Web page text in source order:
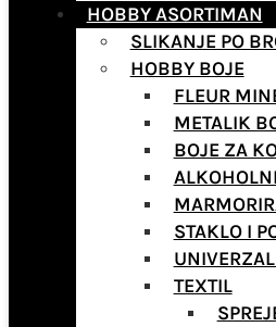
HOBBY ASORTIMAN
SLIKANJE PO
HOBBY BOJE
FLEUR
METALIK
BOJE ZA
STAKLO I
TEXTIL